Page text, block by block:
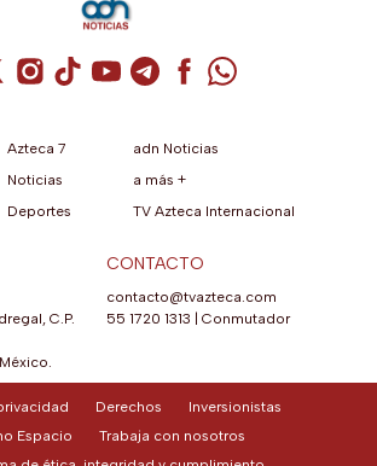
Cuenta de X / Twitter (se abre en una
Cuenta de Instagram (se abre en una
Cuenta de TikTok (se abre en
Cuenta de YouTube (se abre
Cuenta de Telegram (se
Cuenta de
Cuenta de
Azteca 7
Noticias
Deportes
adn Noticias
a más +
TV Azteca Internacional
C.P.
CONTACTO
contacto@tvazteca.com
55 1720 1313
Conmutador
Derechos
Inversionistas
Espacio
Trabaja con nosotros